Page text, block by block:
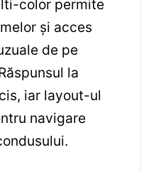
color permite
și acces
de pe
la
iar layout-ul
navigare